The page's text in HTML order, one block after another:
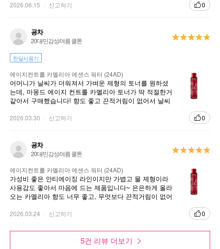
2026.06.15 신고하기 0
굥차
20대/민감성/여름 쿨톤
한달사용기
에이지컨트롤 카멜리아 에센스 워터 (24AD)
어머니가 날씨가 더워져서 가벼운 제형의 토너를 원하셨
는데, 마몽드 에이지 컨트롤 카멜리아 토너가 딱 적절한거
같아서 구매했습니다! 향도 좋고 끈적거림이 없어서 날씨
2026.03.30 신고하기 0
굥차
20대/민감성/여름 쿨톤
에이지컨트롤 카멜리아 에센스 워터 (24AD)
가성비 좋은 안티에이징 라인이지만 가볍고 물 제형이라
사용감도 좋아서 마음에 드는 제품입니다~ 은은하게 올라
오는 카멜리아 향도 너무 좋고, 무엇보다 끈적거림이 없어
2026.03.24 신고하기 0
5건 리뷰 더보기